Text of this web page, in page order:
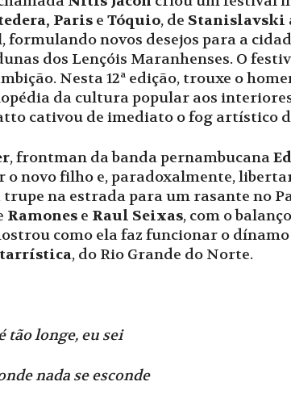
Paris e Tóquio, de Stanislavski
novos desejos para a
dos Lençóis Maranhenses. O
Nesta 12ª edição, trouxe o
da cultura popular aos
cativou de imediato o fog artístico
, frontman da banda pernambucana
novo filho e, paradoxalmente,
trupe na estrada para um rasante no
Ramones e Raul Seixas, com o
como ela faz funcionar o
, do Rio Grande do Norte.
tão longe, eu sei
nada se esconde